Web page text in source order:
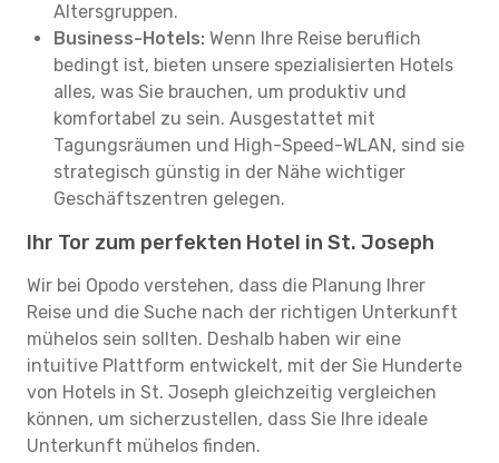
Altersgruppen.
Business-Hotels: Wenn Ihre Reise beruflich
bedingt ist, bieten unsere spezialisierten Hotels
alles, was Sie brauchen, um produktiv und
komfortabel zu sein. Ausgestattet mit
Tagungsräumen und High-Speed-WLAN, sind sie
strategisch günstig in der Nähe wichtiger
Geschäftszentren gelegen.
Ihr Tor zum perfekten Hotel in St. Joseph
Wir bei Opodo verstehen, dass die Planung Ihrer
Reise und die Suche nach der richtigen Unterkunft
mühelos sein sollten. Deshalb haben wir eine
intuitive Plattform entwickelt, mit der Sie Hunderte
von Hotels in St. Joseph gleichzeitig vergleichen
können, um sicherzustellen, dass Sie Ihre ideale
Unterkunft mühelos finden.